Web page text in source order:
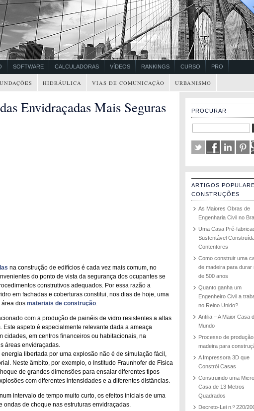
SOFTWARE CALCULADORAS VÍDEOS RANKINGS CURSO PRO
HIDRÁULICA VIAS DE COMUNICAÇÃO URBANISMO
Envidraçadas Mais Seguras
na construção de edifícios é cada vez mais comum, no
do ponto de vista da segurança dos ocupantes se
construtivos adequados. Por essa razão a
em fachadas e coberturas constitui, nos dias de hoje, uma
dos materiais de construção.
com a produção de painéis de vidro resistentes a altas
aspeto é especialmente relevante dada a ameaça
cidades, em centros financeiros ou habitacionais, na
áreas envidraçadas.
libertada por uma explosão não é de simulação fácil,
Neste âmbito, por exemplo, o Institudo Fraunhofer de Física
de grandes dimensões para ensaiar diferentes tipos
com diferentes intensidades e a diferentes distâncias.
intervalo de tempo muito curto, os efeitos iniciais de uma
de choque nas estruturas envidraçadas.
PROCURAR
ARTIGOS
CONSTRUÇÕES
As Maiores Obras de
Engenharia Civil no
Uma Casa Pré-
Sustentável
Contentores
Como construir uma
de madeira para durar
de 500 anos
Quanto ganha um
Engenheiro Civil a
no Reino Unido?
Antilia – A Maior Casa
Mundo
Processo de
madeira para
A Impressora 3D que
Constrói Casas
Construindo uma Micro
Casa de 13 Metros
Quadrados
Decreto-Lei n.º 220/